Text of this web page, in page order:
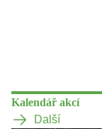
Kalendář akcí
Další